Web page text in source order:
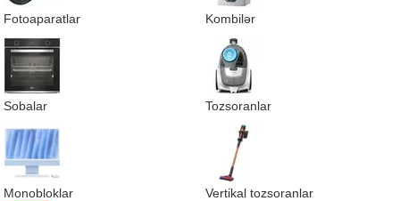
Fotoaparatlar Kombilər
Sobalar Tozsoranlar
Monobloklar Vertikal tozsoranlar